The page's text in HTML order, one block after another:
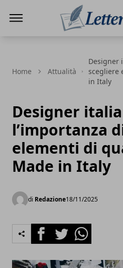
Home Attualità
Designer
scegliere
in Italy
Designer
l’importanza
elementi di
Made in Italy
di Redazione18/11/2025
FacebookTwitterWhatsapp